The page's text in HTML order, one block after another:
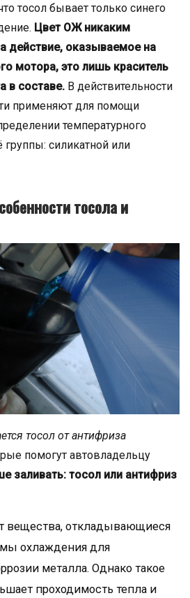
тосол бывает только синего
Цвет ОЖ никаким
действие, оказываемое на
мотора, это лишь краситель
в составе. В действительности
применяют для помощи
температурного
группы: силикатной или
тосола и
тосол от антифриза
помогут автовладельцу
заливать: тосол или антифриз
вещества, откладывающиеся
охлаждения для
металла. Однако такое
проходимость тепла и